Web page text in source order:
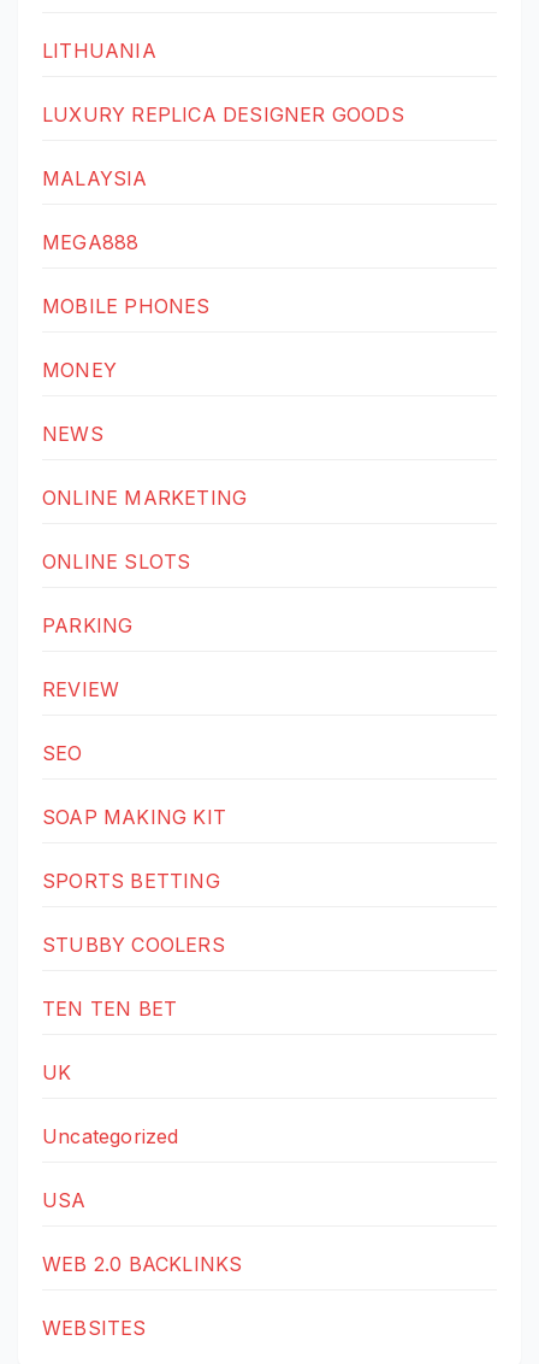
LITHUANIA
LUXURY REPLICA DESIGNER GOODS
MALAYSIA
MEGA888
MOBILE PHONES
MONEY
NEWS
ONLINE MARKETING
ONLINE SLOTS
PARKING
REVIEW
SEO
SOAP MAKING KIT
SPORTS BETTING
STUBBY COOLERS
TEN TEN BET
UK
Uncategorized
USA
WEB 2.0 BACKLINKS
WEBSITES